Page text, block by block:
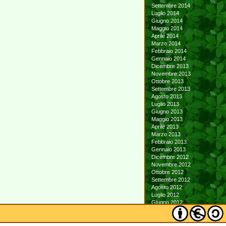
Settembre 2014
Luglio 2014
Giugno 2014
Maggio 2014
Aprile 2014
Marzo 2014
Febbraio 2014
Gennaio 2014
Dicembre 2013
Novembre 2013
Ottobre 2013
Settembre 2013
Agosto 2013
Luglio 2013
Giugno 2013
Maggio 2013
Aprile 2013
Marzo 2013
Febbraio 2013
Gennaio 2013
Dicembre 2012
Novembre 2012
Ottobre 2012
Settembre 2012
Agosto 2012
Luglio 2012
Giugno 2012
Maggio 2012
Aprile 2012